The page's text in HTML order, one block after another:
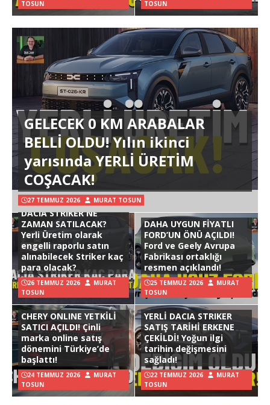
TOSUN
TOSUN
GELECEK 0 KM ARABALAR
BELLİ OLDU! Yılın ikinci
yarısında YERLİ ÜRETİM
COŞACAK!
27 TEMMUZ 2026 MURAT TOSUN
DACIA STRIKER NE
ZAMAN SATILACAK?
Yerli Üretim olarak
engelli raporlu satın
alınabilecek Striker kaç
para olacak?
26 TEMMUZ 2026
MURAT
TOSUN
DAHA UYGUN FİYATLI
FORD’UN ÖNÜ AÇILDI!
Ford ve Geely Avrupa
Fabrikası ortaklığı
resmen açıklandı!
25 TEMMUZ 2026
MURAT
TOSUN
CHERY ONLINE YETKİLİ
SATICI AÇILDI! Çinli
marka online satış
dönemini Türkiye’de
başlattı!
24 TEMMUZ 2026
MURAT
TOSUN
YERLİ DACIA STRIKER
SATIŞ TARİHİ ERKENE
ÇEKİLDİ! Yoğun ilgi
tarihin değişmesini
sağladı!
22 TEMMUZ 2026
MURAT
TOSUN